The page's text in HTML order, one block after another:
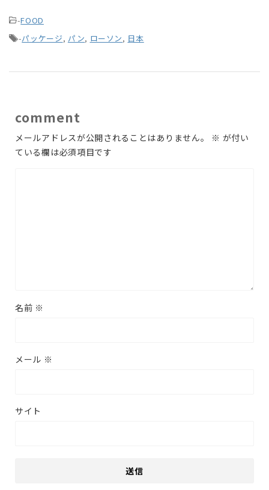
-FOOD
-パッケージ, パン, ローソン, 日本
comment
メールアドレスが公開されることはありません。 ※ が付い
ている欄は必須項目です
名前 ※
メール ※
サイト